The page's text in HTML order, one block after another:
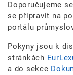
Doporučujeme
se připravit na
portálu
Pokyny jsou k
stránkách
a do sekce